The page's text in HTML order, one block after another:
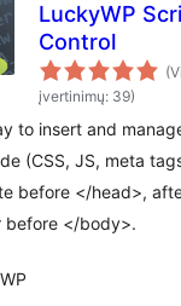
LuckyWP
Control
įvertinimų: 39)
to insert and
(CSS, JS, meta
before </head>,
before </body>.